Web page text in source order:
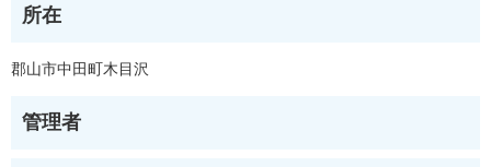
所在
郡山市中田町木目沢
管理者